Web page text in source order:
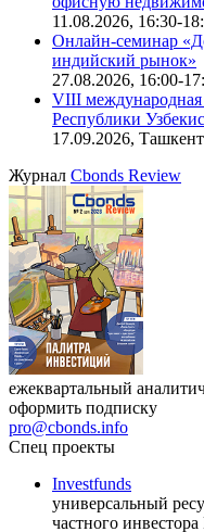
Ближайшие конференции
Онлайн-семинар
офисную
11.08.2026, 16:30-
Онлайн-семинар
индийский рынок»
VIII международная
Республики
17.09.2026, Ташкент
ЖурналCbonds Review
ежеквартальный
оформить подписку
pro@cbonds.info
Спец проекты